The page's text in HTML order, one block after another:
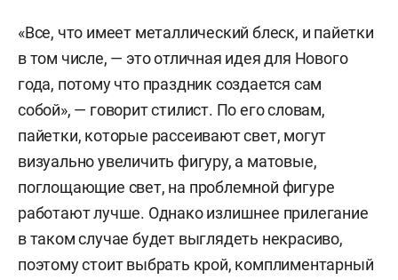
«Все, что имеет металлический блеск, и пайетки
в том числе, — это отличная идея для Нового
года, потому что праздник создается сам
собой», — говорит стилист. По его словам,
пайетки, которые рассеивают свет, могут
визуально увеличить фигуру, а матовые,
поглощающие свет, на проблемной фигуре
работают лучше. Однако излишнее прилегание
в таком случае будет выглядеть некрасиво,
поэтому стоит выбрать крой, комплиментарный